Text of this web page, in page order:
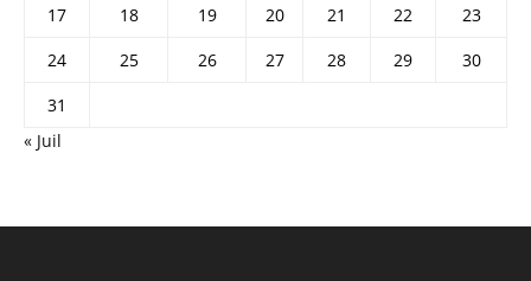
17
18 19 20 21 22
23
24
25 26 27 28 29
30
31
« Juil